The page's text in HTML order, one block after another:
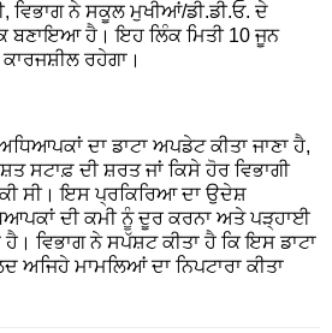
ਨੇ ਸਕੂਲ ਮੁਖੀਆਂ/ਡੀ.ਡੀ.ਓ. ਦੇ
ਬਣਾਇਆ ਹੈ। ਇਹ ਲਿੰਕ ਮਿਤੀ 10 ਜੂਨ
ਰਹੇਗਾ।
ਦਾ ਡਾਟਾ ਅਪਡੇਟ ਕੀਤਾ ਜਾਣਾ ਹੈ,
ਸਟਾਫ਼ ਦੀ ਸ਼ਰਤ ਜਾਂ ਕਿਸੇ ਹੋਰ ਵਿਭਾਗੀ
ਸੀ। ਇਸ ਪ੍ਰਕਿਰਿਆ ਦਾ ਉਦੇਸ਼
ਦੀ ਕਮੀ ਨੂੰ ਦੂਰ ਕਰਨਾ ਅਤੇ ਪੜ੍ਹਾਈ
ਵਿਭਾਗ ਨੇ ਸਪੱਸ਼ਟ ਕੀਤਾ ਹੈ ਕਿ ਇਸ ਡਾਟਾ
ਮਾਮਲਿਆਂ ਦਾ ਨਿਪਟਾਰਾ ਕੀਤਾ